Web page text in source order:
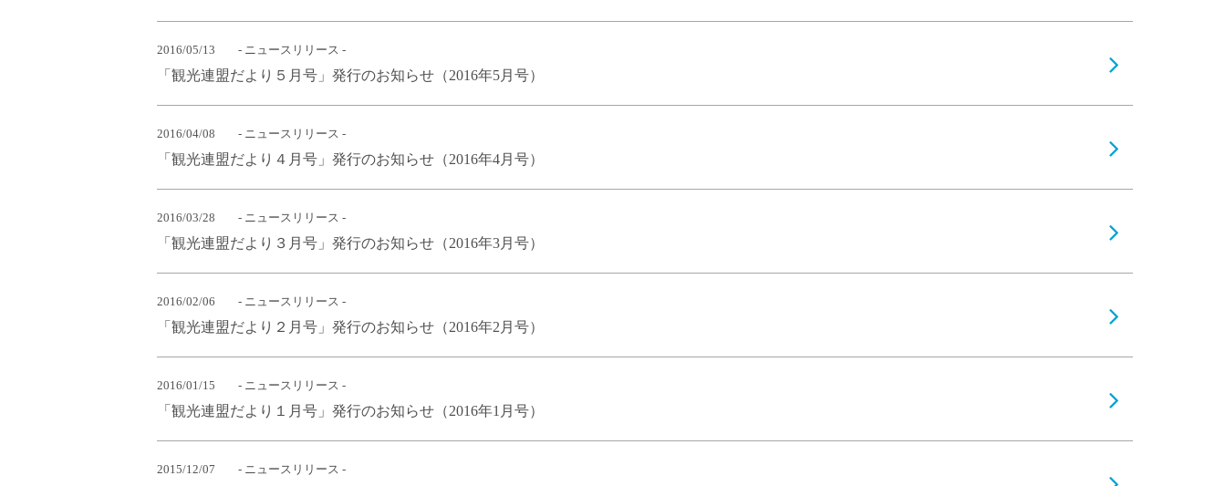
2016/05/13 - ニュースリリース -
「観光連盟だより５月号」発行のお知らせ（2016年5月号）
2016/04/08 - ニュースリリース -
「観光連盟だより４月号」発行のお知らせ（2016年4月号）
2016/03/28 - ニュースリリース -
「観光連盟だより３月号」発行のお知らせ（2016年3月号）
2016/02/06 - ニュースリリース -
「観光連盟だより２月号」発行のお知らせ（2016年2月号）
2016/01/15 - ニュースリリース -
「観光連盟だより１月号」発行のお知らせ（2016年1月号）
2015/12/07 - ニュースリリース -